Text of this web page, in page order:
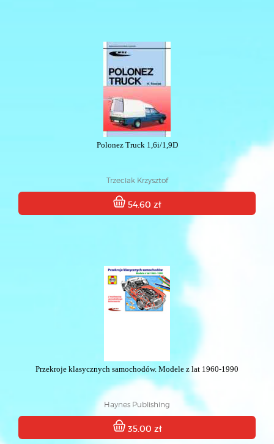
Polonez Truck 1,6i/1,9D
Trzeciak Krzysztof
54.60 zł
Przekroje klasycznych samochodów. Modele z lat 1960-1990
Haynes Publishing
35.00 zł